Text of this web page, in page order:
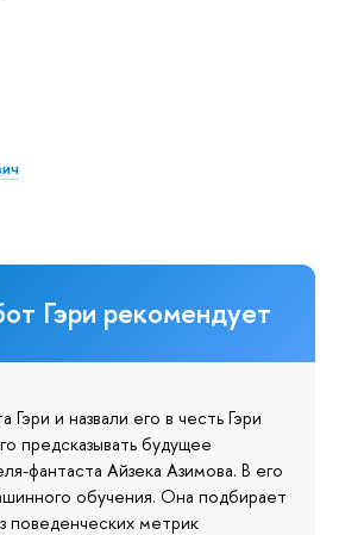
Гэри рекомендует
и назвали его в честь Гэри
предсказывать будущее
фантаста Айзека Азимова. В его
обучения. Она подбирает
поведенческих метрик